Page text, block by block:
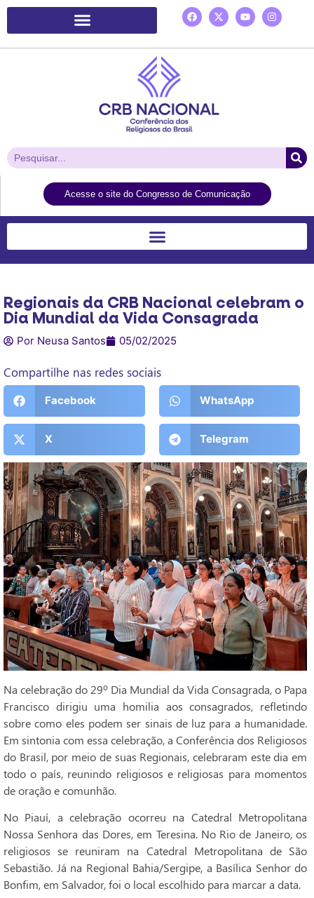
Acesse o site do Congresso de Comunicação
Regionais da CRB Nacional celebram o
Dia Mundial da Vida Consagrada
Por Neusa Santos 05/02/2025
Compartilhe nas redes sociais
Facebook WhatsApp
X Telegram
Na celebração do 29º Dia Mundial da Vida Consagrada, o Papa
Francisco dirigiu uma homilia aos consagrados, refletindo
sobre como eles podem ser sinais de luz para a humanidade.
Em sintonia com essa celebração, a Conferência dos Religiosos
do Brasil, por meio de suas Regionais, celebraram este dia em
todo o país, reunindo religiosos e religiosas para momentos
de oração e comunhão.
No Piauí, a celebração ocorreu na Catedral Metropolitana
Nossa Senhora das Dores, em Teresina. No Rio de Janeiro, os
religiosos se reuniram na Catedral Metropolitana de São
Sebastião. Já na Regional Bahia/Sergipe, a Basílica Senhor do
Bonfim, em Salvador, foi o local escolhido para marcar a data.